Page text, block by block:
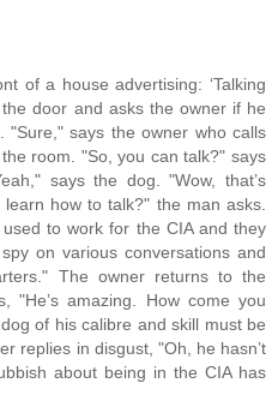
of a house advertising: ‘Talking
door and asks the owner if he
"Sure," says the owner who calls
room. "So, you can talk?" says
says the dog. "Wow, that’s
how to talk?" the man asks.
to work for the CIA and they
on various conversations and
The owner returns to the
"He’s amazing. How come you
of his calibre and skill must be
replies in disgust, "Oh, he hasn’t
about being in the CIA has